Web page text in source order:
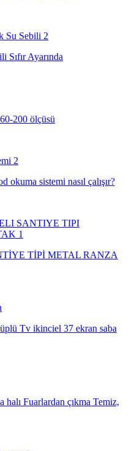
Sıfır Ayarında
200 ölçüsü
sistemi nasıl çalışır?
TİPİ METAL RANZA
Tv ikinciel 37 ekran saba
halı Fuarlardan çıkma Temiz,